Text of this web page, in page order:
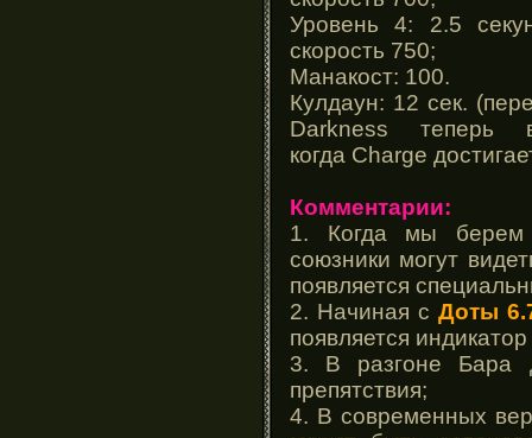
Уровень 4: 2.5
скорость 750;
Манакост: 100.
Кулдаун: 12 сек.
Darkness теперь
когда Charge
Комментарии:
1. Когда мы берем
союзники могут
появляется
2. Начиная с Доты
появляется
3. В разгоне Бара
препятствия;
4. В современных